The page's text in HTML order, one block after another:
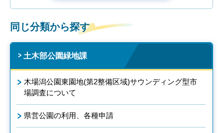
同じ分類から探す
土木部公園緑地課
木場潟公園東園地(第2整備区域)サウンディング型市
場調査について
県営公園の利用、各種申請